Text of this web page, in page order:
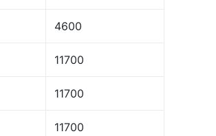
4600
11700
11700
11700